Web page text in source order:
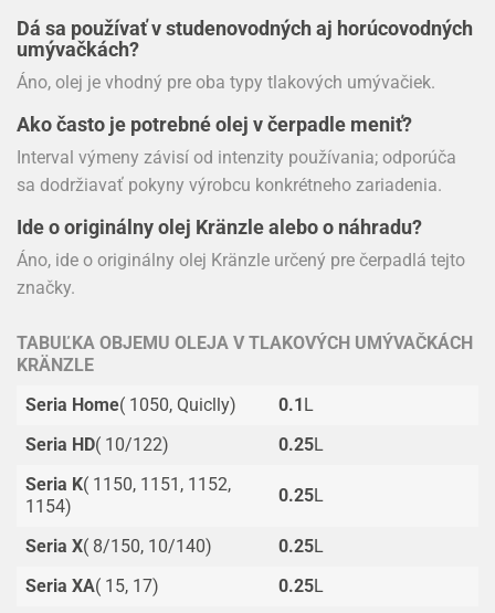
Dá sa používať v studenovodných aj horúcovodných
umývačkách?
Áno, olej je vhodný pre oba typy tlakových umývačiek.
Ako často je potrebné olej v čerpadle meniť?
Interval výmeny závisí od intenzity používania; odporúča
sa dodržiavať pokyny výrobcu konkrétneho zariadenia.
Ide o originálny olej Kränzle alebo o náhradu?
Áno, ide o originálny olej Kränzle určený pre čerpadlá tejto
značky.
TABUĽKA OBJEMU OLEJA V TLAKOVÝCH UMÝVAČKÁCH
KRÄNZLE
Seria Home( 1050, Quiclly) 0.1L
Seria HD( 10/122) 0.25L
Seria K( 1150, 1151, 1152,
1154)
0.25L
Seria X( 8/150, 10/140) 0.25L
Seria XA( 15, 17) 0.25L